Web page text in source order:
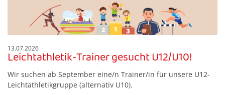
13.07.2026
Leichtathletik-Trainer gesucht U12/U10!
Wir suchen ab September eine/n Trainer/in für unsere U12-
Leichtathletikgruppe (alternativ U10).